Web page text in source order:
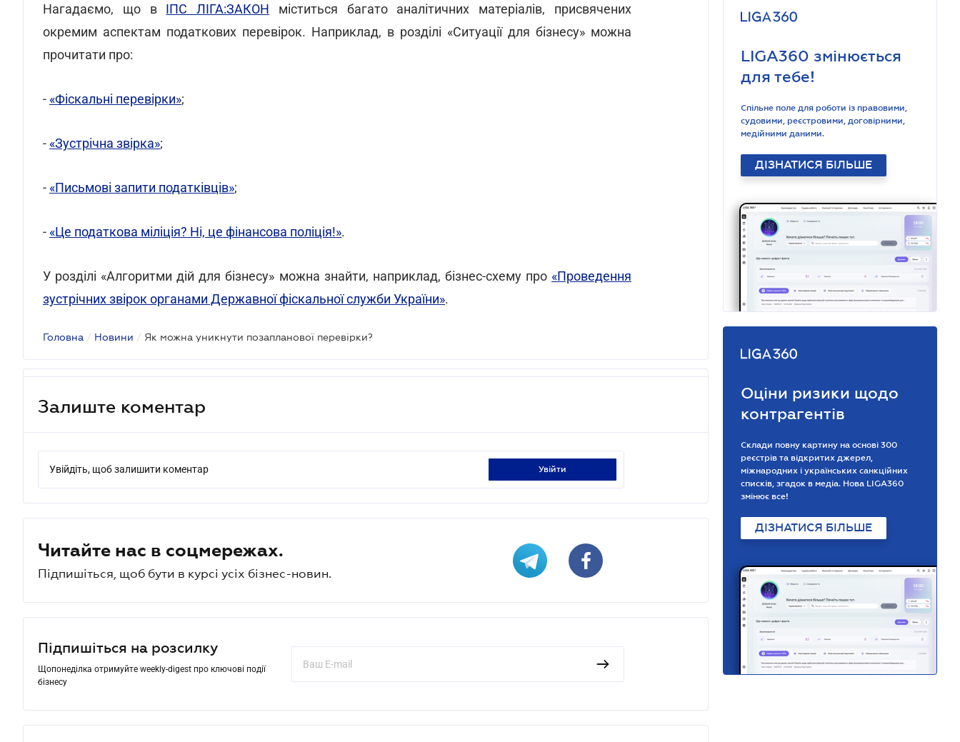
Нагадаємо, що в ІПС ЛІГА:ЗАКОН міститься багато аналітичних матеріалів, присвячених
окремим аспектам податкових перевірок. Наприклад, в розділі «Ситуації для бізнесу» можна
прочитати про:
- «Фіскальні перевірки»;
- «Зустрічна звірка»;
- «Письмові запити податківців»;
- «Це податкова міліція? Ні, це фінансова поліція!».
У розділі «Алгоритми дій для бізнесу» можна знайти, наприклад, бізнес-схему про «Проведення
зустрічних звірок органами Державної фіскальної служби України».
Головна / Новини / Як можна уникнути позапланової перевірки?
Залиште коментар
Увійдіть, щоб залишити коментар увійти
Читайте нас в соцмережах.
Підпишіться, щоб бути в курсі усіх бізнес-новин.
Підпишіться на розсилку
Щопонеділка отримуйте weekly-digest про ключові події
бізнесу
LIGA360 змінюється
для тебе!
Спільне поле для роботи із правовими,
судовими, реєстровими, договірними,
медійними даними.
ДІЗНАТИСЯ БІЛЬШЕ
Оціни ризики щодо
контрагентів
Склади повну картину на основі 300
реєстрів та відкритих джерел,
міжнародних і українських санкційних
списків, згадок в медіа. Нова LIGA360
змінює все!
ДІЗНАТИСЯ БІЛЬШЕ